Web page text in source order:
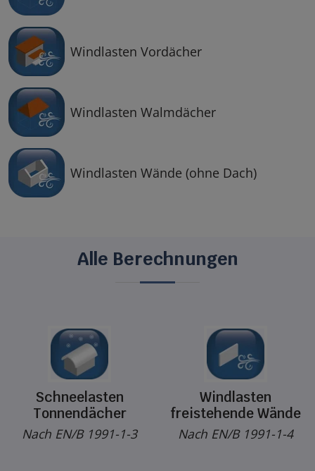
Windlasten Vordächer
Windlasten Walmdächer
Windlasten Wände (ohne Dach)
Alle Berechnungen
Schneelasten
Tonnendächer
Nach EN/B 1991-1-3
Windlasten
freistehende Wände
Nach EN/B 1991-1-4